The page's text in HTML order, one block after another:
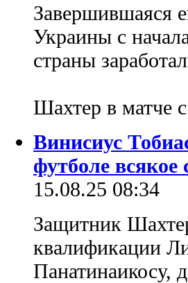
Завершившаяся
Украины с
страны
Шахтер в матче
Винисиус
футболе всякое
15.08.25 08:34
Защитник
квалификации
Панатинаикосу,